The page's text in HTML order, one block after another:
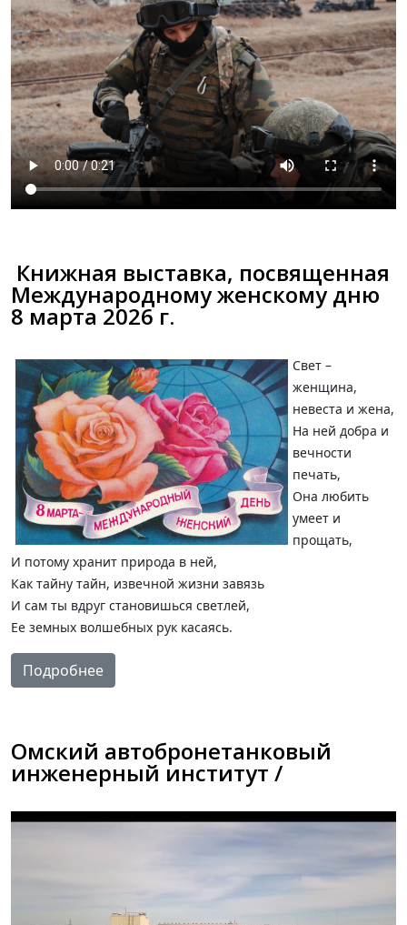
Книжная выставка, посвященная
Международному женскому дню
8 марта 2026 г.
Свет –
женщина,
невеста и жена,
На ней добра и
вечности
печать,
Она любить
умеет и
прощать,
И потому хранит природа в ней,
Как тайну тайн, извечной жизни завязь
И сам ты вдруг становишься светлей,
Ее земных волшебных рук касаясь.
Подробнее
Омский автобронетанковый
инженерный институт /